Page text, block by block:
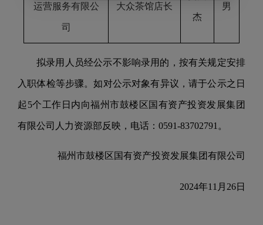
运营服务有限公
司
大众茶馆店长
杰
男
拟录用人员经公示不影响录用的，按有关规定安排
入职体检等步骤。如对公示对象有异议，请于公示之日
起5个工作日内向福州市鼓楼区国有资产投资发展集团
有限公司人力资源部反映，电话： 0591-83702791 。
福州市鼓楼区国有资产投资发展集团有限公司
2024年11 月 26日